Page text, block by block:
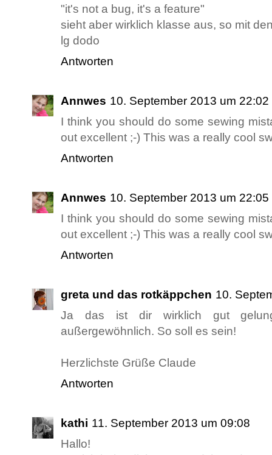
"it's not a bug, it's a feature"
sieht aber wirklich klasse aus, so mit
lg dodo
Antworten
Annwes 10. September 2013 um 22:02
I think you should do some sewing
out excellent ;-) This was a really cool
Antworten
Annwes 10. September 2013 um 22:05
I think you should do some sewing
out excellent ;-) This was a really cool
Antworten
greta und das rotkäppchen 10.
Ja das ist dir wirklich gut
außergewöhnlich. So soll es sein!
Herzlichste Grüße Claude
Antworten
kathi 11. September 2013 um 09:08
Hallo!